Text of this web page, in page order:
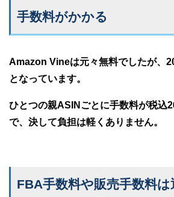
手数料がかかる
Amazon Vineは元々無料でしたが、
となっています。
ひとつの親ASINごとに手数料が税込
で、決して負担は軽くありません。
FBA手数料や販売手数料